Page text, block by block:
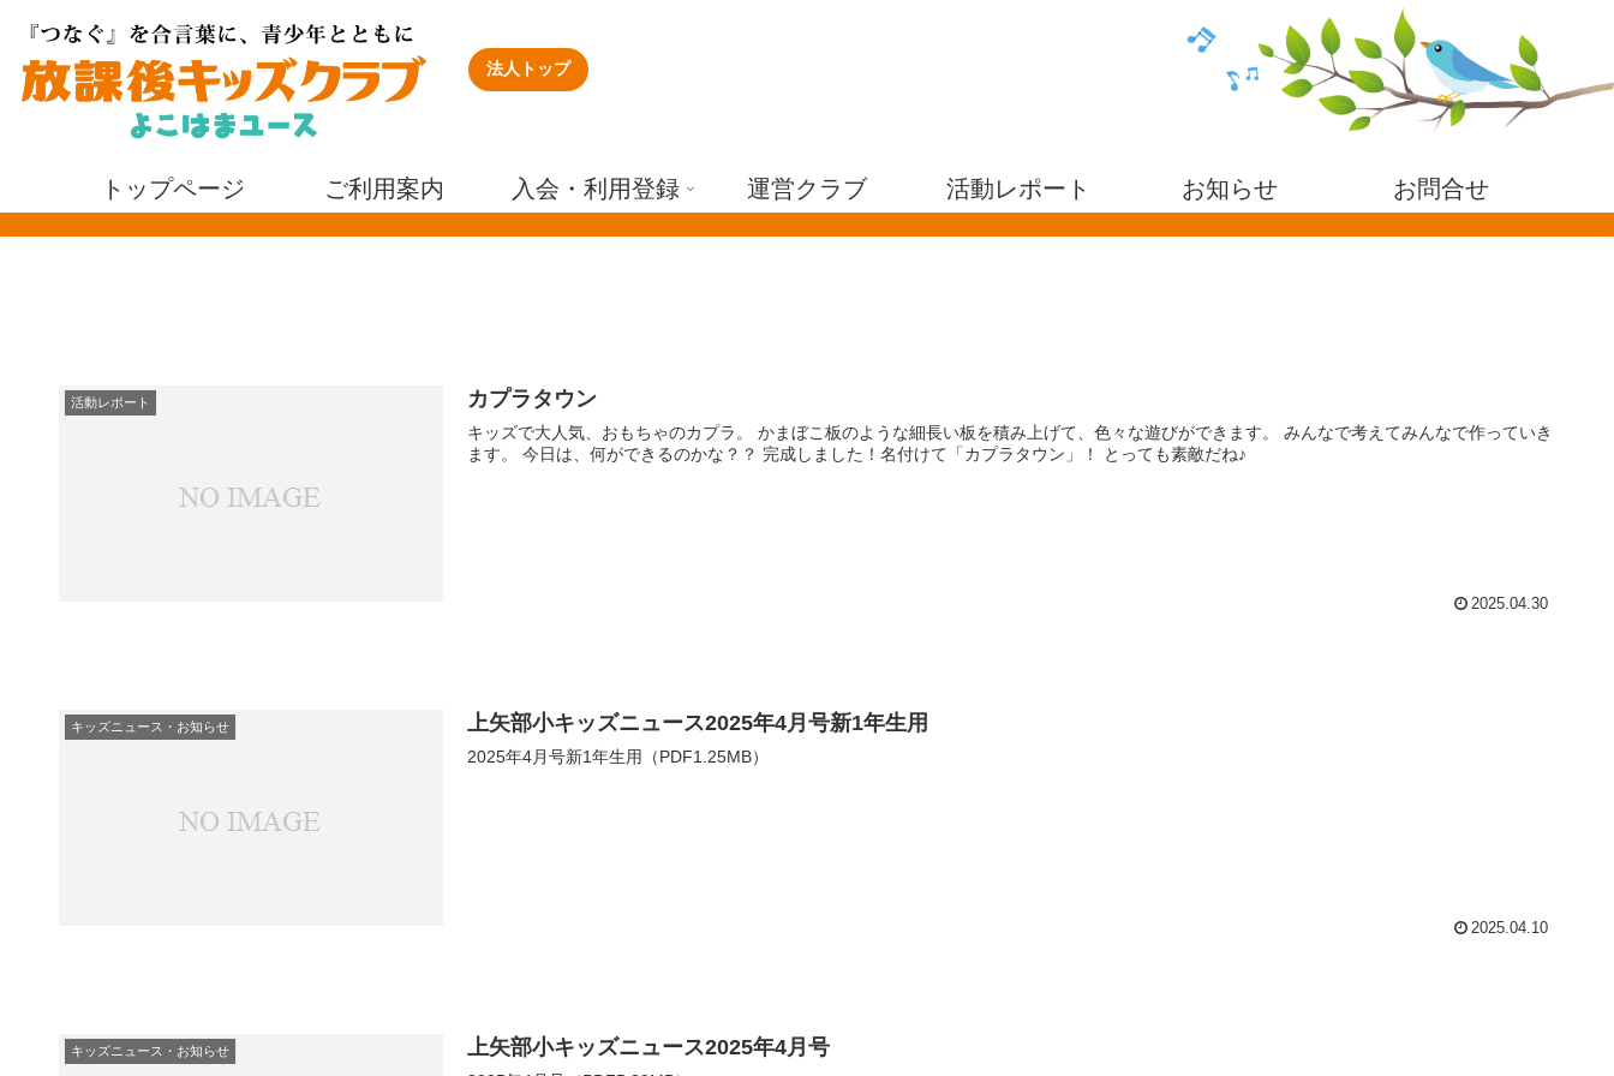
法人トップ
トップページ ご利用案内 入会・利用登録 運営クラブ 活動レポート お知らせ お問合せ
活動レポート カプラタウン
キッズで大人気、おもちゃのカプラ。 かまぼこ板のような細長い板を積み上げて、色々な遊びができます。 みんなで考えてみんなで作っていき
ます。 今日は、何ができるのかな？？ 完成しました！名付けて「カプラタウン」！ とっても素敵だね♪
2025.04.30
キッズニュース・お知らせ 上矢部小キッズニュース2025年4月号新1年生用
2025年4月号新1年生用（PDF1.25MB）
2025.04.10
キッズニュース・お知らせ 上矢部小キッズニュース2025年4月号